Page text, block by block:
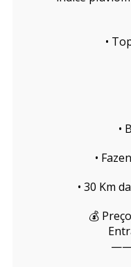
•
•
•
• 30 Km
💰